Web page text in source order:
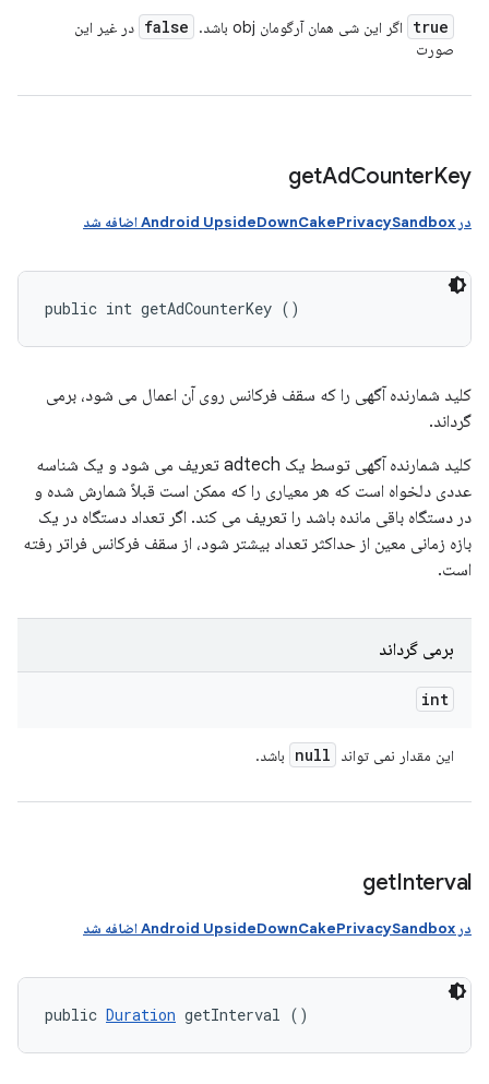
true اگر این شی همان آرگومان obj باشد. false در غیر این
صورت
getAdCounterKey
در Android UpsideDownCakePrivacySandbox اضافه شد
public int getAdCounterKey ()
کلید شمارنده آگهی را که سقف فرکانس روی آن اعمال می شود، برمی
گرداند.
کلید شمارنده آگهی توسط یک adtech تعریف می شود و یک شناسه
عددی دلخواه است که هر معیاری را که ممکن است قبلاً شمارش شده و
در دستگاه باقی مانده باشد را تعریف می کند. اگر تعداد دستگاه در یک
بازه زمانی معین از حداکثر تعداد بیشتر شود، از سقف فرکانس فراتر رفته
است.
برمی گرداند
int
این مقدار نمی تواند null باشد.
getInterval
در Android UpsideDownCakePrivacySandbox اضافه شد
public Duration getInterval ()